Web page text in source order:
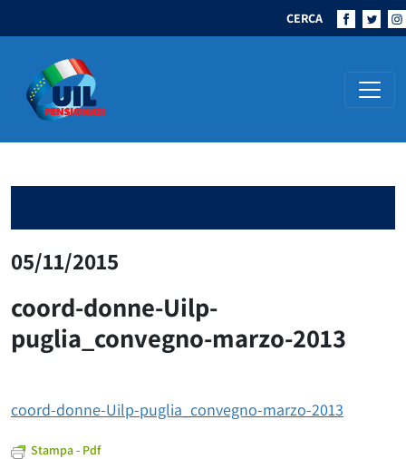
CERCA
Navigazione principale
05/11/2015
coord-donne-Uilp-
puglia_convegno-marzo-2013
coord-donne-Uilp-puglia_convegno-marzo-2013
Stampa - Pdf